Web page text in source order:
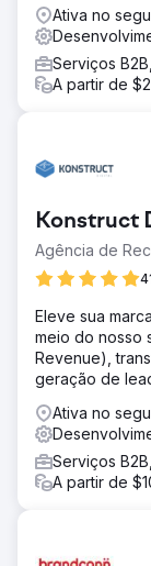
Ativa no
Serviços
A partir de
Konstruct
Agência de
Eleve sua
meio do nosso
Revenue),
geração de
Ativa no
Serviços
A partir de